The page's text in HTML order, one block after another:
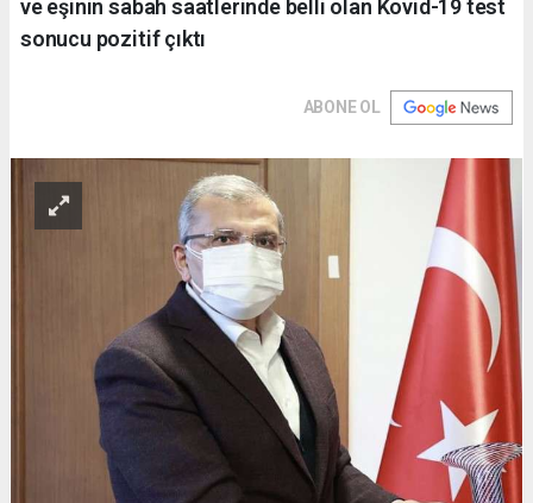
ve eşinin sabah saatlerinde belli olan Kovid-19 test
sonucu pozitif çıktı
ABONE OL